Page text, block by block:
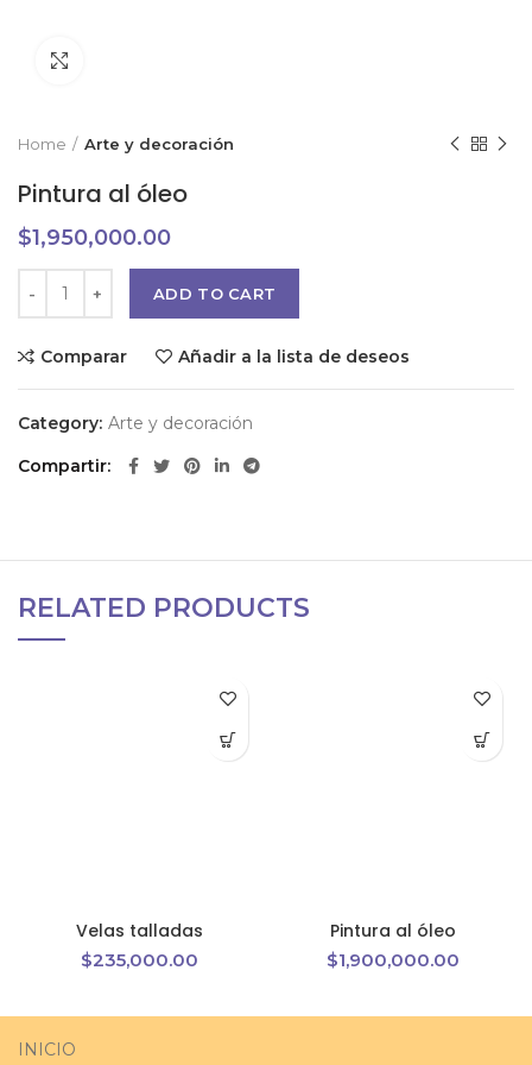
Home Arte y decoración
Pintura al óleo
$1,950,000.00
ADD TO CART
Comparar Añadir a la lista de deseos
Category: Arte y decoración
Compartir
RELATED PRODUCTS
Velas talladas
$235,000.00
Pintura al óleo
$1,900,000.00
INICIO